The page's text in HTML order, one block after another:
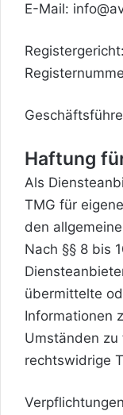
E-Mail:
Haftung
Als
TMG für
den
Nach §§ 8 bis
übermittelte
Informationen
Umständen
rechtswidrige